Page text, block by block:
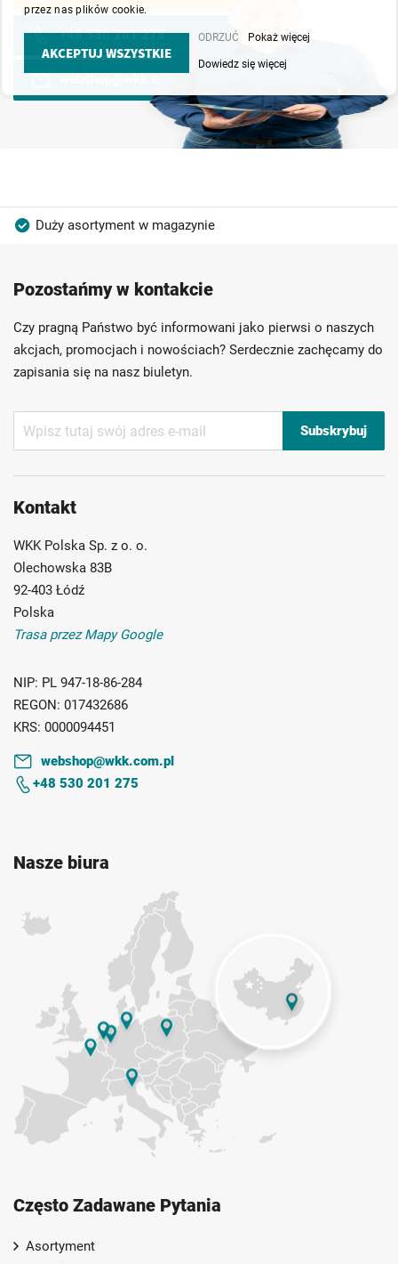
+48 530 201 275
Duży asortyment w magazynie
Szybka dostawa
Indywidualni doradcy
Ponad 40 lat doświadczenia
Możliwość własnego etykietowania
Pozostańmy w kontakcie
Czy pragną Państwo być informowani jako pierwsi o naszych
akcjach, promocjach i nowościach? Serdecznie zachęcamy do
zapisania się na nasz biuletyn.
nasz
Subskrybuj
Kontakt
WKK Polska Sp. z o. o.
Olechowska 83B
92-403 Łódź
Polska
Trasa przez Mapy Google
NIP: PL 947-18-86-284
REGON: 017432686
KRS: 0000094451
webshop@wkk.com.pl
+48 530 201 275
Nasze biura
Często Zadawane Pytania
Asortyment
przez nas plików cookie.
AKCEPTUJ WSZYSTKIE
ODRZUĆ Pokaż więcej
Dowiedz się więcej